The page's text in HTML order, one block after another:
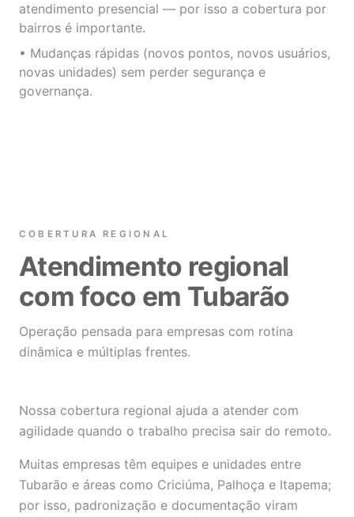
atendimento presencial — por isso a cobertura por
bairros é importante.
• Mudanças rápidas (novos pontos, novos usuários,
novas unidades) sem perder segurança e
governança.
COBERTURA REGIONAL
Atendimento regional
com foco em Tubarão
Operação pensada para empresas com rotina
dinâmica e múltiplas frentes.
Nossa cobertura regional ajuda a atender com
agilidade quando o trabalho precisa sair do remoto.
Muitas empresas têm equipes e unidades entre
Tubarão e áreas como Criciúma, Palhoça e Itapema;
por isso, padronização e documentação viram